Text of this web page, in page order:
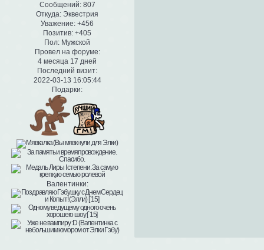
Сообщений:807
Откуда: Эквестрия
Уважение: +456
Позитив: +405
Пол: Мужской
Провел на форуме:
4 месяца 17 дней
Последний визит:
2022-03-13 16:05:44
Подарки:
Валентинки: